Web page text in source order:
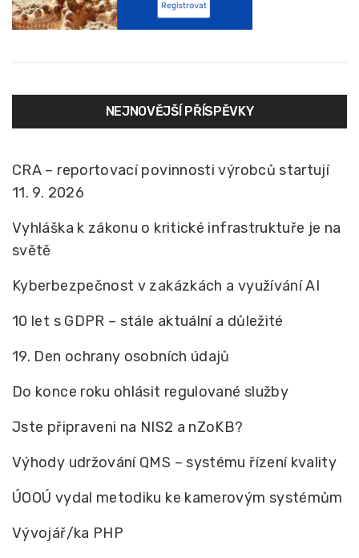
NEJNOVĚJŠÍ PŘÍSPĚVKY
CRA – reportovací povinnosti výrobců startují
11. 9. 2026
Vyhláška k zákonu o kritické infrastruktuře je na
světě
Kyberbezpečnost v zakázkách a využívání AI
10 let s GDPR – stále aktuální a důležité
19. Den ochrany osobních údajů
Do konce roku ohlásit regulované služby
Jste připraveni na NIS2 a nZoKB?
Výhody udržování QMS – systému řízení kvality
ÚOOÚ vydal metodiku ke kamerovým systémům
Vývojář/ka PHP